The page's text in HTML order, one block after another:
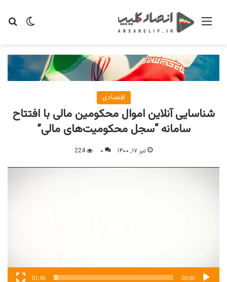
تغییر منو
اقتصادی
شناسایی آنلاین اموال محکومین مالی با افتتاح
سامانه “سجل محکومیت‌های مالی”
تیر ۱۷, ۱۴۰۰ ۰ 224
نمایشگر
00:00
01:45